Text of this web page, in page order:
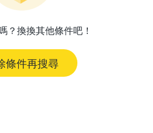
？換換其他條件吧！
條件再搜尋